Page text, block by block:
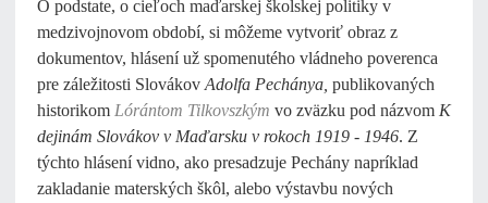
O podstate, o cieľoch maďarskej školskej politiky v
medzivojnovom období, si môžeme vytvoriť obraz z
dokumentov, hlásení už spomenutého vládneho poverenca
pre záležitosti Slovákov Adolfa Pechánya, publikovaných
historikom Lórántom Tilkovszkým vo zväzku pod názvom K
dejinám Slovákov v Maďarsku v rokoch 1919 - 1946. Z
týchto hlásení vidno, ako presadzuje Pechány napríklad
zakladanie materských škôl, alebo výstavbu nových